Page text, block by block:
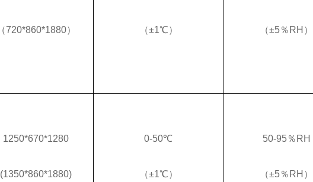
（720*860*1880） （±1℃） （±5％RH）
1250*670*1280
(1350*860*1880)
0-50℃
（±1℃）
50-95％RH
（±5％RH）